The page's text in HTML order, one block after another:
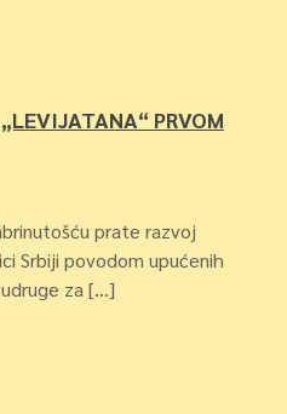
PRVOM
prate razvoj
Srbiji povodom upućenih
za […]